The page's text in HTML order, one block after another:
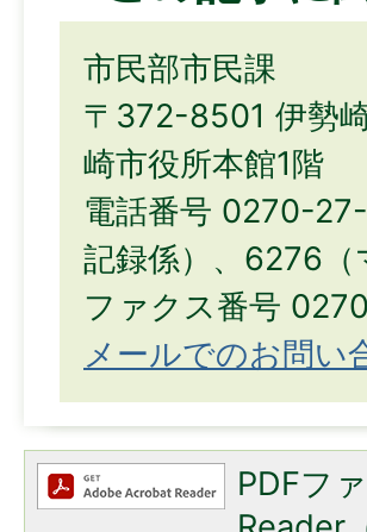
市民部市民課
〒372-8501 伊勢
崎市役所本館1階
電話番号 0270-
記録係）、6276
ファクス番号
メールでのお問い
PDFフ